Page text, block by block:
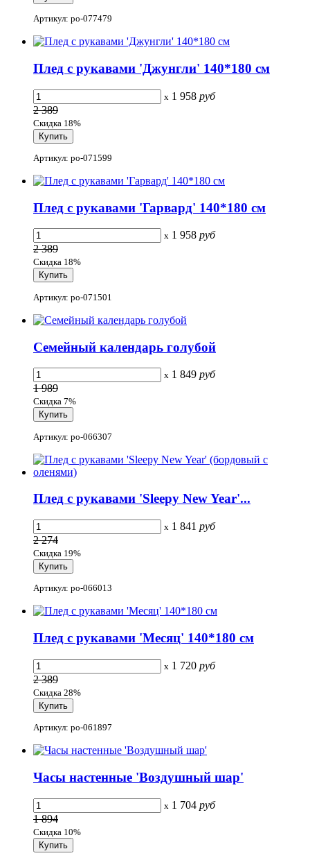
Артикул: po-077479
Плед с рукавами 'Джунгли' 140*180 см
x 1 958 руб
2 389
Скидка 18%
Артикул: po-071599
Плед с рукавами 'Гарвард' 140*180 см
x 1 958 руб
2 389
Скидка 18%
Артикул: po-071501
Семейный календарь голубой
x 1 849 руб
1 989
Скидка 7%
Артикул: po-066307
Плед с рукавами 'Sleepy New Year'...
x 1 841 руб
2 274
Скидка 19%
Артикул: po-066013
Плед с рукавами 'Месяц' 140*180 см
x 1 720 руб
2 389
Скидка 28%
Артикул: po-061897
Часы настенные 'Воздушный шар'
x 1 704 руб
1 894
Скидка 10%